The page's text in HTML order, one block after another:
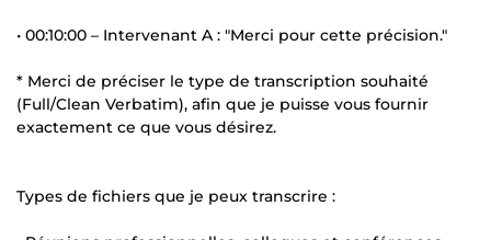
• 00:10:00 – Intervenant A : "Merci pour cette précision."
* Merci de préciser le type de transcription souhaité
(Full/Clean Verbatim), afin que je puisse vous fournir
exactement ce que vous désirez.
Types de fichiers que je peux transcrire :